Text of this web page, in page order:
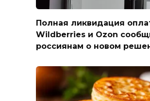
Полная ликвидация
Wildberries и Ozon
россиянам о новом